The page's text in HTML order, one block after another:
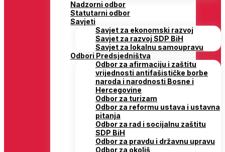
Nadzorni odbor
Statutarni odbor
Savjeti
Savjet za ekonomski razvoj
Savjet za razvoj SDP BiH
Savjet za lokalnu samoupravu
Odbori Predsjedništva
Odbor za afirmaciju i zaštitu
vrijednosti antifašističke borbe
naroda i narodnosti Bosne i
Hercegovine
Odbor za turizam
Odbor za reformu ustava i ustavna
pitanja
Odbor za rad i socijalnu zaštitu
SDP BiH
Odbor za pravdu i državnu upravu
Odbor za okoliš